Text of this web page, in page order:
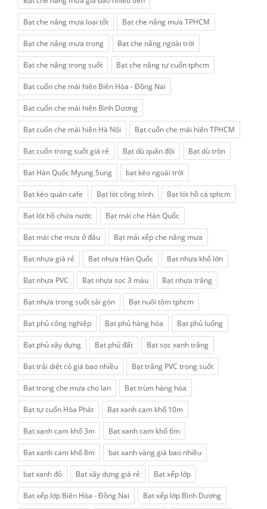
Bạt che nắng mưa loại tốt Bạt che nắng mưa TPHCM
Bạt che nắng mưa trong Bạt che nắng ngoài trời
Bạt che nắng trong suốt Bạt che nắng tự cuốn tphcm
Bạt cuốn che mái hiên Biên Hòa - Đồng Nai
Bạt cuốn che mái hiên Bình Dương
Bạt cuốn che mái hiên Hà Nội Bạt cuốn che mái hiên TPHCM
Bạt cuốn trong suốt giá rẻ Bạt dù quân đội Bạt dù tròn
Bạt Hàn Quốc Myung Sung bạt kéo ngoài trời
Bạt kéo quán cafe Bạt lót công trình Bạt lót hồ cá tphcm
Bạt lót hồ chứa nước Bạt mái che Hàn Quốc
Bạt mái che mưa ở đâu Bạt mái xếp che nắng mưa
Bạt nhựa giá rẻ Bạt nhựa Hàn Quốc Bạt nhựa khổ lớn
Bạt nhựa PVC Bạt nhựa sọc 3 màu Bạt nhựa trắng
Bạt nhựa trong suốt sài gòn Bạt nuôi tôm tphcm
Bạt phủ công nghiệp Bạt phủ hàng hóa Bạt phủ luống
Bạt phủ xây dựng Bạt phủ đất Bạt sọc xanh trắng
Bạt trải diệt cỏ giá bao nhiều Bạt trắng PVC trong suốt
Bạt trong che mưa cho lan Bạt trùm hàng hóa
Bạt tự cuốn Hòa Phát Bạt xanh cam khổ 10m
Bạt xanh cam khổ 3m Bạt xanh cam khổ 6m
Bạt xanh cam khổ 8m bạt xanh vàng giá bao nhiều
bạt xanh đỏ Bạt xây dựng giá rẻ Bạt xếp lớp
Bạt xếp lớp Biên Hòa - Đồng Nai Bạt xếp lớp Bình Dương